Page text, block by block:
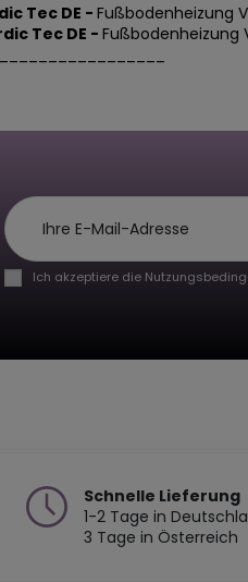
Tec DE - Fußbodenheizung
Tec DE - Fußbodenheizung
Ich akzeptiere die
Schnelle Lieferung
1-2 Tage in
3 Tage in Österreich